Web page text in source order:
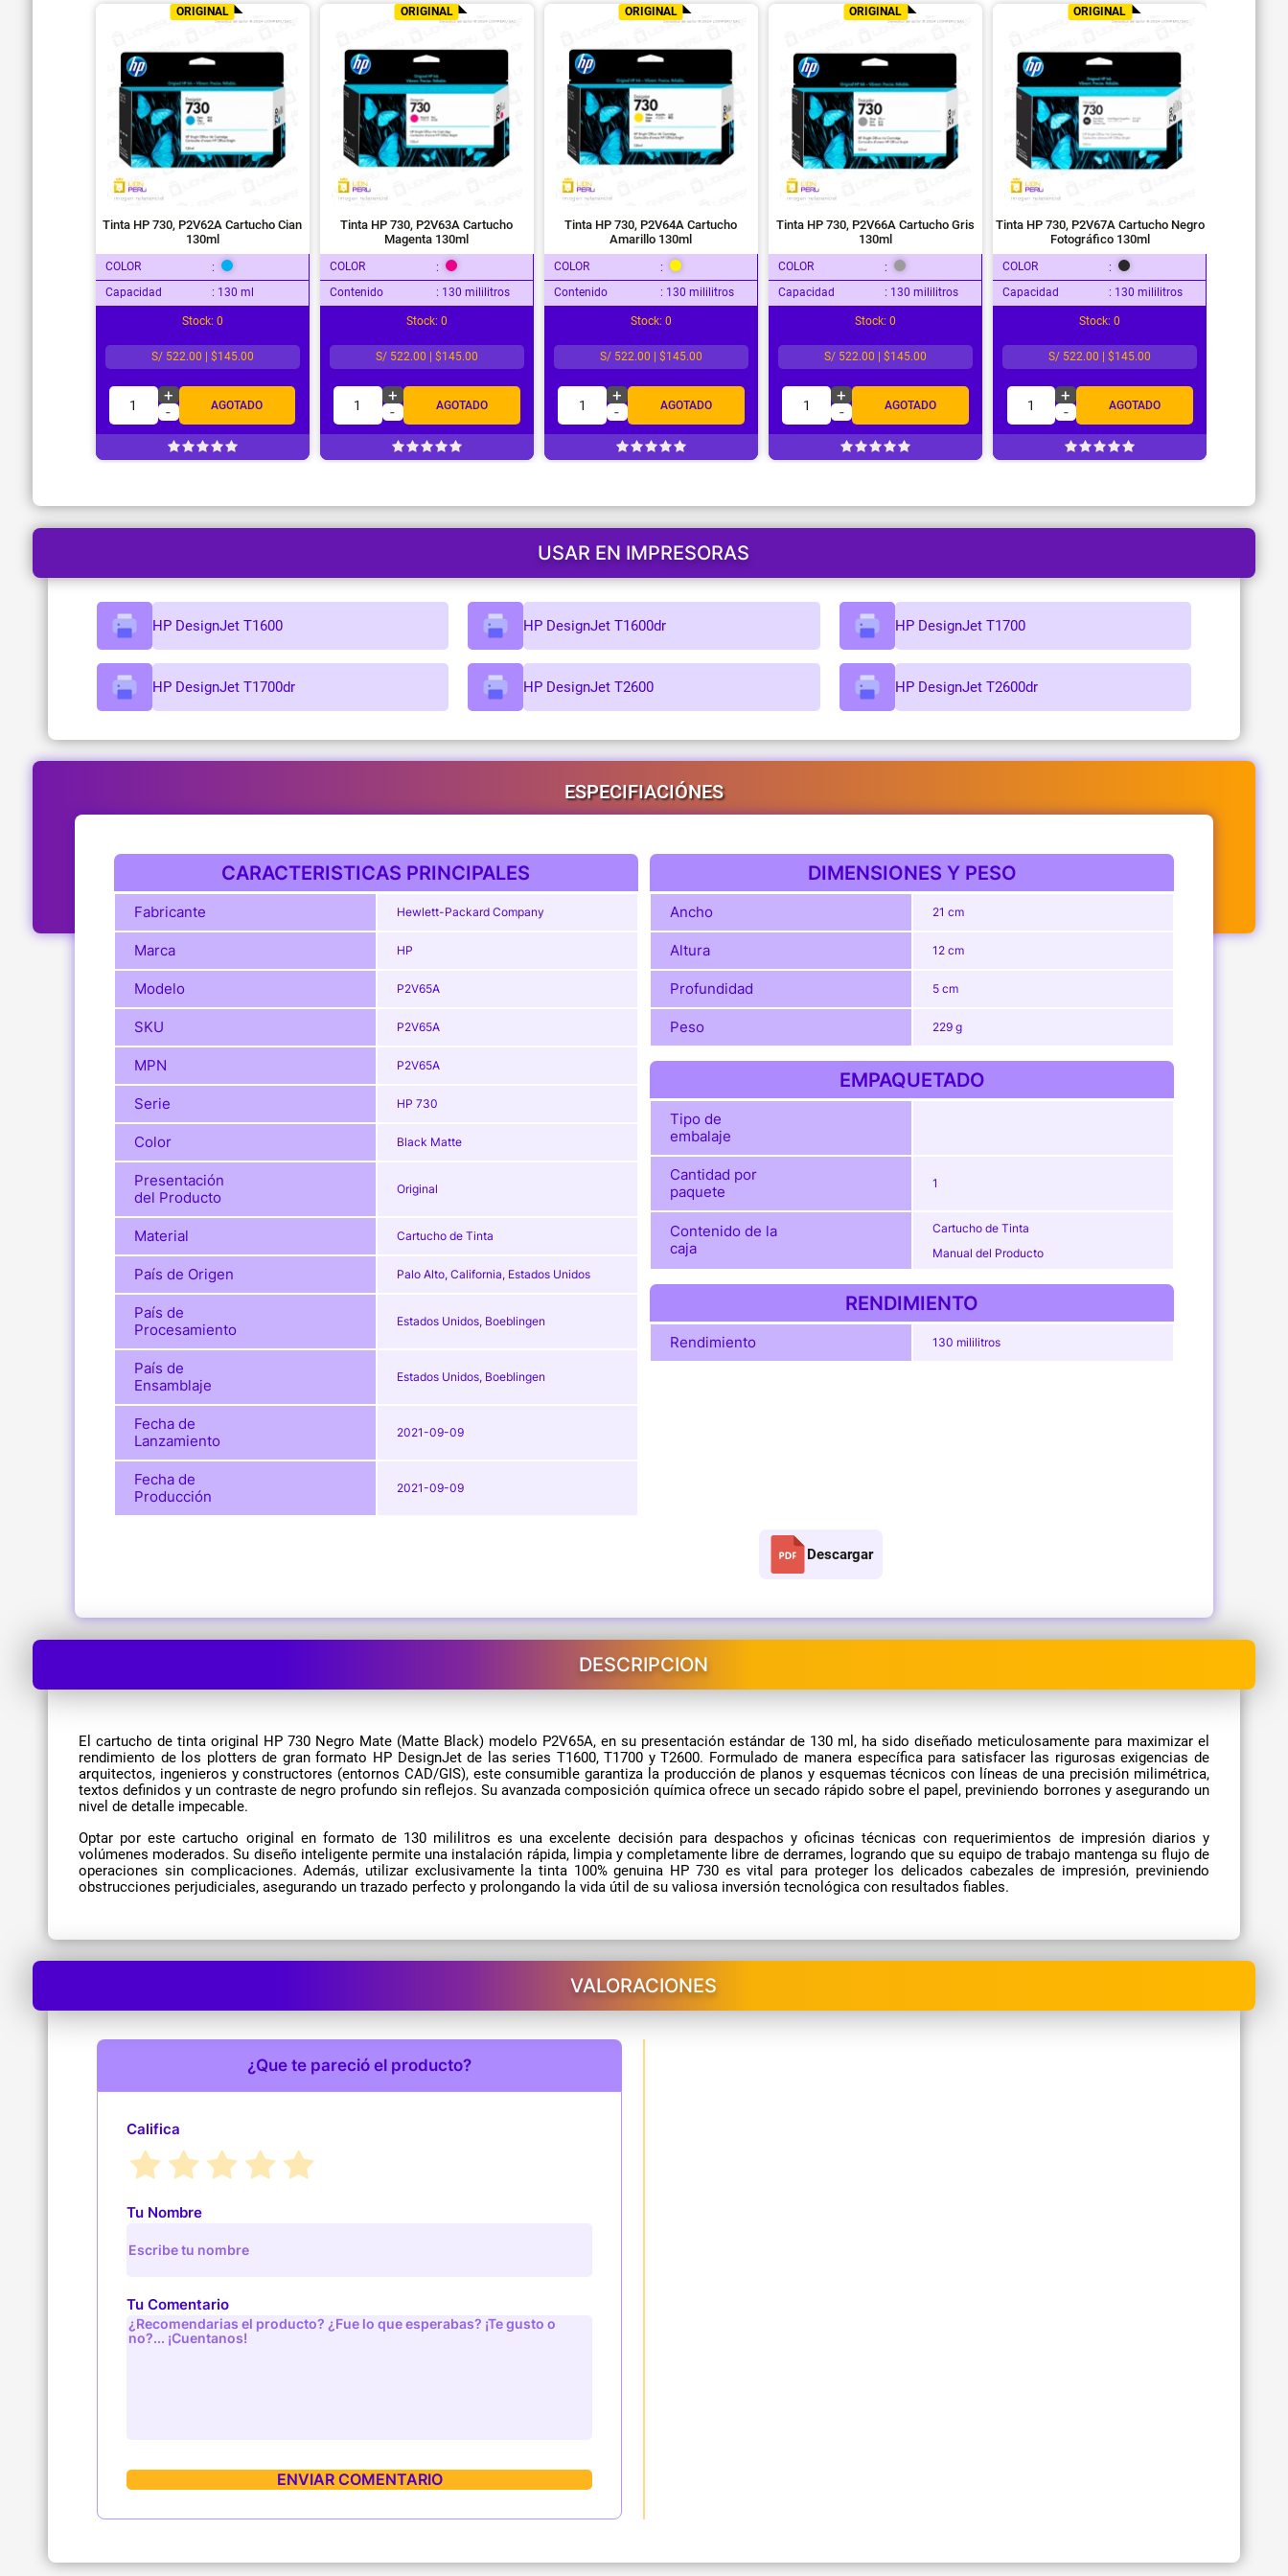
ORIGINAL
Tinta HP 730, P2V62A Cartucho Cian
130ml
COLOR
:
Capacidad
: 130 ml
Stock: 0
S/ 522.00 | $145.00
1
+
-
AGOTADO
ORIGINAL
Tinta HP 730, P2V63A Cartucho
Magenta 130ml
COLOR
:
Contenido
: 130 mililitros
Stock: 0
S/ 522.00 | $145.00
1
+
-
AGOTADO
ORIGINAL
Tinta HP 730, P2V64A Cartucho
Amarillo 130ml
COLOR
:
Contenido
: 130 mililitros
Stock: 0
S/ 522.00 | $145.00
1
+
-
AGOTADO
ORIGINAL
Tinta HP 730, P2V66A Cartucho Gris
130ml
COLOR
:
Capacidad
: 130 mililitros
Stock: 0
S/ 522.00 | $145.00
1
+
-
AGOTADO
ORIGINAL
Tinta HP 730, P2V67A Cartucho Negro
Fotográfico 130ml
COLOR
:
Capacidad
: 130 mililitros
Stock: 0
S/ 522.00 | $145.00
1
+
-
AGOTADO
USAR EN IMPRESORAS
HP DesignJet T1600 HP DesignJet T1600dr HP DesignJet T1700
HP DesignJet T1700dr HP DesignJet T2600 HP DesignJet T2600dr
ESPECIFIACIÓNES
CARACTERISTICAS PRINCIPALES
Fabricante Hewlett-Packard Company
Marca HP
Modelo P2V65A
SKU P2V65A
MPN P2V65A
Serie HP 730
Color Black Matte
Presentación
del Producto
Original
Material Cartucho de Tinta
País de Origen Palo Alto, California, Estados Unidos
País de
Procesamiento
Estados Unidos, Boeblingen
País de
Ensamblaje
Estados Unidos, Boeblingen
Fecha de
Lanzamiento
2021-09-09
Fecha de
Producción
2021-09-09
DIMENSIONES Y PESO
Ancho 21 cm
Altura 12 cm
Profundidad 5 cm
Peso 229 g
EMPAQUETADO
Tipo de
embalaje
Cantidad por
paquete
1
Contenido de la
caja
Cartucho de Tinta
Manual del Producto
RENDIMIENTO
Rendimiento 130 mililitros
Descargar
DESCRIPCION
El cartucho de tinta original HP 730 Negro Mate (Matte Black) modelo P2V65A, en su presentación estándar de 130 ml, ha sido diseñado meticulosamente para maximizar el
rendimiento de los plotters de gran formato HP DesignJet de las series T1600, T1700 y T2600. Formulado de manera específica para satisfacer las rigurosas exigencias de
arquitectos, ingenieros y constructores (entornos CAD/GIS), este consumible garantiza la producción de planos y esquemas técnicos con líneas de una precisión milimétrica,
textos definidos y un contraste de negro profundo sin reflejos. Su avanzada composición química ofrece un secado rápido sobre el papel, previniendo borrones y asegurando un
nivel de detalle impecable.
Optar por este cartucho original en formato de 130 mililitros es una excelente decisión para despachos y oficinas técnicas con requerimientos de impresión diarios y
volúmenes moderados. Su diseño inteligente permite una instalación rápida, limpia y completamente libre de derrames, logrando que su equipo de trabajo mantenga su flujo de
operaciones sin complicaciones. Además, utilizar exclusivamente la tinta 100% genuina HP 730 es vital para proteger los delicados cabezales de impresión, previniendo
obstrucciones perjudiciales, asegurando un trazado perfecto y prolongando la vida útil de su valiosa inversión tecnológica con resultados fiables.
VALORACIONES
¿Que te pareció el producto?
Califica
Tu Nombre
Tu Comentario